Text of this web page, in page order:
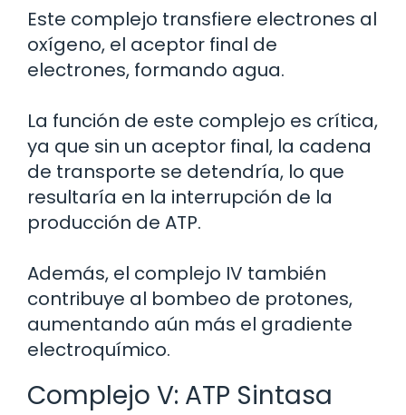
Este complejo transfiere electrones al
oxígeno, el aceptor final de
electrones, formando agua.
La función de este complejo es crítica,
ya que sin un aceptor final, la cadena
de transporte se detendría, lo que
resultaría en la interrupción de la
producción de ATP.
Además, el complejo IV también
contribuye al bombeo de protones,
aumentando aún más el gradiente
electroquímico.
Complejo V: ATP Sintasa